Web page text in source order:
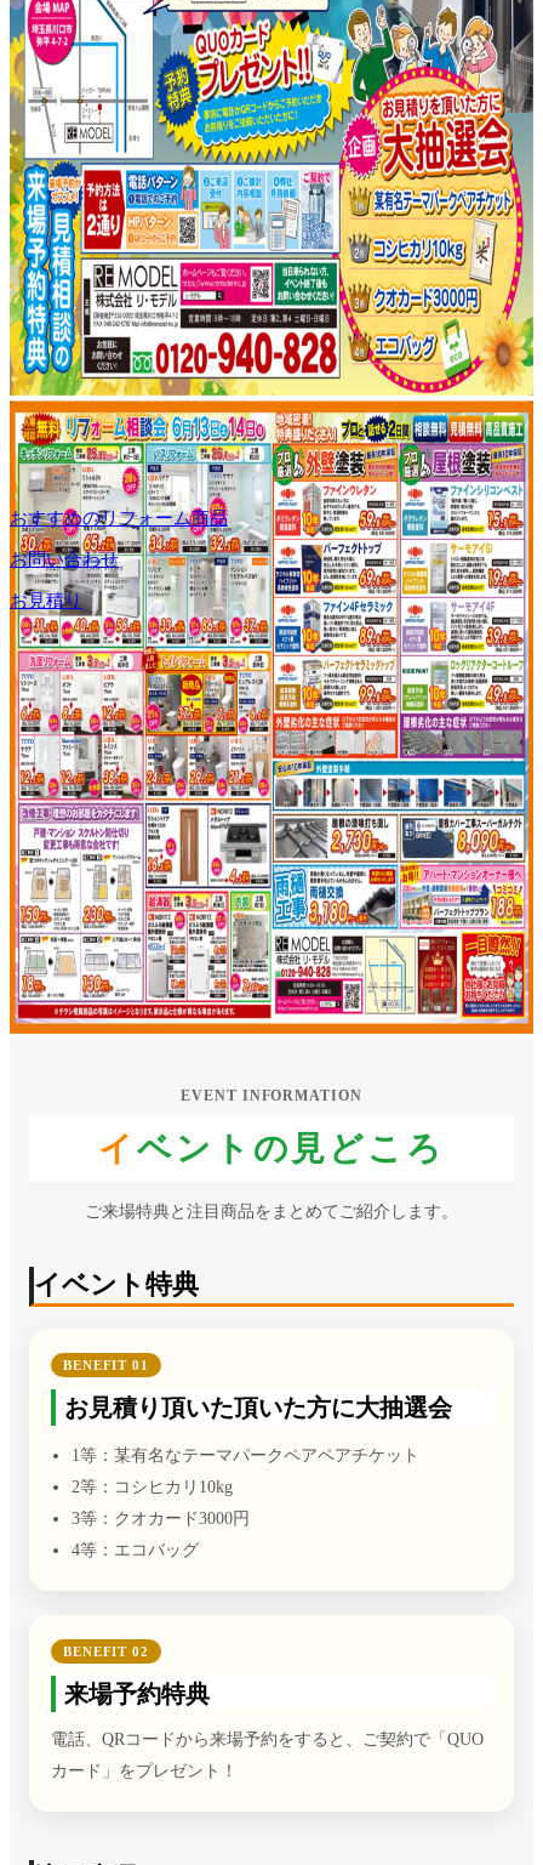
おすすめのリフォーム商品
お問い合わせ
お見積り
EVENT INFORMATION
イベントの見どころ
ご来場特典と注目商品をまとめてご紹介します。
イベント特典
BENEFIT 01
お見積り頂いた頂いた方に大抽選会
1等：某有名なテーマパークペアペアチケット
2等：コシヒカリ10kg
3等：クオカード3000円
4等：エコバッグ
BENEFIT 02
来場予約特典
電話、QRコードから来場予約をすると、ご契約で「QUO
カード」をプレゼント！